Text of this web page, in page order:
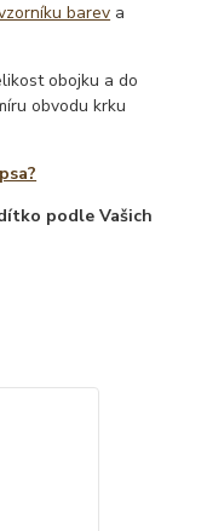
barev a
obojku a do
obvodu krku
podle Vašich